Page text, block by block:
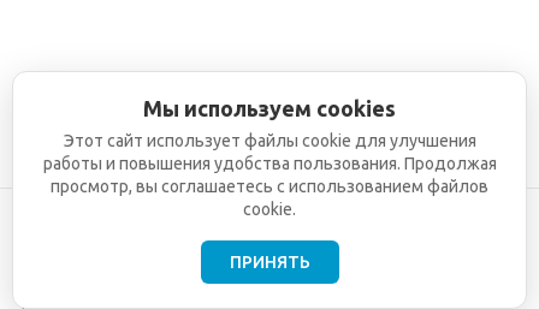
Мы используем cookies
Этот сайт использует файлы cookie для улучшения
работы и повышения удобства пользования. Продолжая
просмотр, вы соглашаетесь с использованием файлов
cookie.
ПРИНЯТЬ